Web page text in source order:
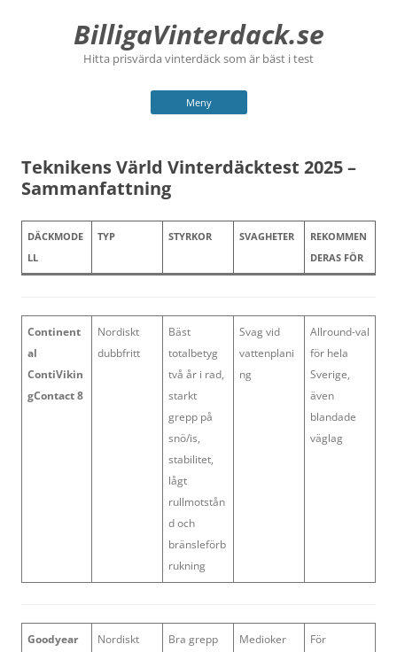
BilligaVinterdack.se
Hitta prisvärda vinterdäck som är bäst i test
Meny Hoppa
till
Teknikens Värld Vinterdäcktest 2025 –
Sammanfattning
DÄCKMODE
LL
TYP STYRKOR SVAGHETER
REKOMMEN
DERAS FÖR
Continent
al
ContiVikin
gContact 8
Nordiskt
dubbfritt
Bäst
totalbetyg
två år i rad,
starkt
grepp på
snö/is,
stabilitet,
lågt
rullmotstån
d och
bränsleförb
rukning
Svag vid
vattenplani
ng
Allround-val
för hela
Sverige,
även
blandade
väglag
Goodyear
Nordiskt
Bra grepp
Medioker
För